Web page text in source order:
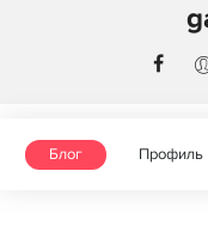
Блог Профиль